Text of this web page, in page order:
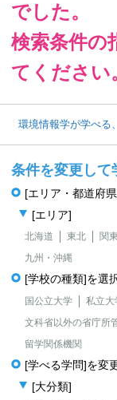
でした。
検索条件の
てください
環境情報学が学べる
条件を変更して
[エリア・都道府
[エリア]
北海道 東北 関
九州・沖縄
[学校の種類]を選
国公立大学 私立大
文科省以外の省庁所
留学関係機関
[学べる学問]を変
[大分類]